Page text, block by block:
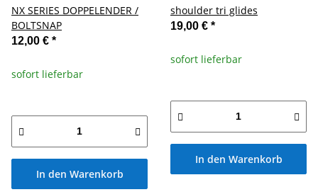
NX SERIES DOPPELENDER /
BOLTSNAP
12,00 € *
sofort lieferbar
In den Warenkorb
shoulder tri glides
19,00 € *
sofort lieferbar
In den Warenkorb